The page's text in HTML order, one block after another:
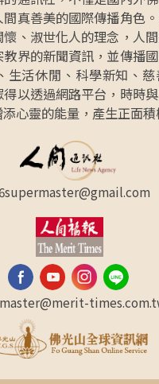
真善美的國際傳播角色
、淑世化人的理念，人
界的新聞資訊，並傳播
生活休閒、科學新知、
以透過網路平台，時時
心靈的能量，產生正面積